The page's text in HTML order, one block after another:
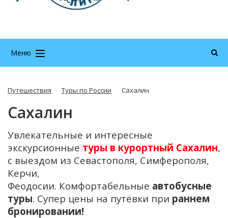
Меню
Путешествия Туры по России Сахалин
Сахалин
Увлекательные и интересные
экскурсионные туры в курортный Сахалин,
с выездом из Севастополя, Симферополя,
Керчи,
Феодосии. Комфортабельные автобусные
туры. Супер цены на путёвки при раннем
бронировании!